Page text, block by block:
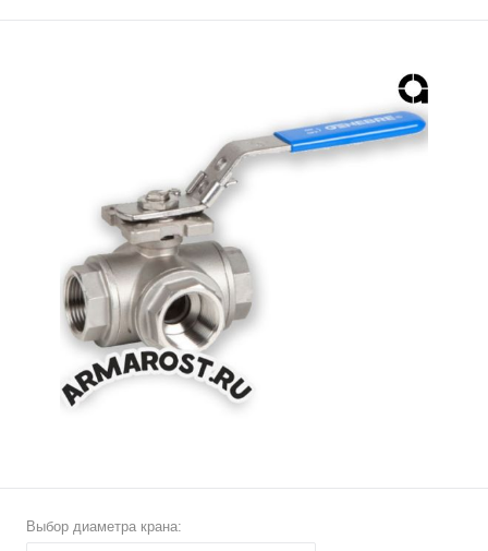
Выбор диаметра крана: